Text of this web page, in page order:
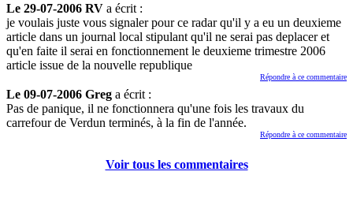
Le 29-07-2006 RV a écrit :
je voulais juste vous signaler pour ce radar qu'il y a eu un deuxieme
article dans un journal local stipulant qu'il ne serai pas deplacer et
qu'en faite il serai en fonctionnement le deuxieme trimestre 2006
article issue de la nouvelle republique
Répondre à ce commentaire
Le 09-07-2006 Greg a écrit :
Pas de panique, il ne fonctionnera qu'une fois les travaux du
carrefour de Verdun terminés, à la fin de l'année.
Répondre à ce commentaire
Voir tous les commentaires